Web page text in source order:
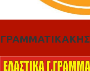
ΓΡΑΜΜΑΤΙΚΑΚΗΣ